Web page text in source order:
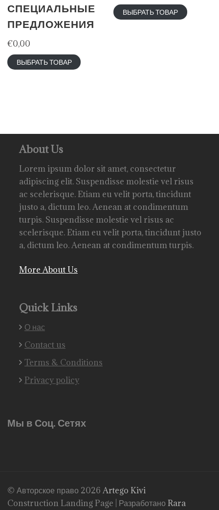
СПЕЦИАЛЬНЫЕ
ПРЕДЛОЖЕНИЯ
€0,00
ВЫБРАТЬ ТОВАР
ВЫБРАТЬ ТОВАР
About Us
Lorem ipsum dolor sit amet, consectetur
adipiscing elit. Suspendisse molestie vel risus
ac scelerisque. Etiam eu velit porta, tincidunt
justo a, dictum leo. Aenean at condimentum
turpis. Suspendisse molestie vel risus ac
scelerisque. Etiam eu velit porta, tincidunt justo
a, dictum leo. Aenean at condimentum turpis.
More About Us
Quick Links
О нас
Contact us
Terms & Conditions
Privacy policy
Мы в Соц. Сетях
© Авторское право 2026 Artego Kivi
Construction Landing Page | Разработано Rara